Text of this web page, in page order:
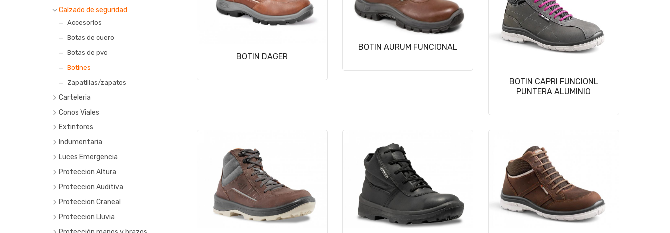
BOTIN DAGER
BOTIN AURUM FUNCIONAL
BOTIN CAPRI FUNCIONL
PUNTERA ALUMINIO
Calzado de seguridad
Accesorios
Botas de cuero
Botas de pvc
Botines
Zapatillas/zapatos
Carteleria
22 x 28
40 x 45
50 X 70
Conos Viales
Extintores
Indumentaria
Buzos
Camisas
Camperas
Chalecos
Chombas
Descarne
Luces Emergencia
Proteccion Altura
Arneses
Cabos
Eslingas
Proteccion Auditiva
Casco
Endourales
Vincha
Proteccion Craneal
Proteccion Lluvia